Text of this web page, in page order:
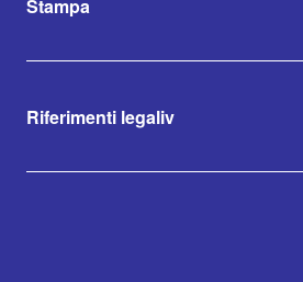
Stampa
Riferimenti legaliv